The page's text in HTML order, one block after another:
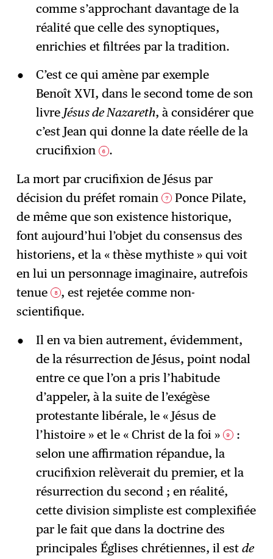
comme s’approchant davantage de la
réalité que celle des synoptiques,
enrichies et filtrées par la tradition.
C’est ce qui amène par exemple
Benoît XVI, dans le second tome de son
livre Jésus de Nazareth, à considérer que
c’est Jean qui donne la date réelle de la
crucifixion
6 .
La mort par crucifixion de Jésus par
décision du préfet romain 7
Ponce Pilate,
de même que son existence historique,
font aujourd’hui l’objet du consensus des
historiens, et la « thèse mythiste » qui voit
en lui un personnage imaginaire, autrefois
tenue 8 , est rejetée comme non-
scientifique.
Il en va bien autrement, évidemment,
de la résurrection de Jésus, point nodal
entre ce que l’on a pris l’habitude
d’appeler, à la suite de l’exégèse
protestante libérale, le « Jésus de
l’histoire » et le « Christ de la foi »
9 :
selon une affirmation répandue, la
crucifixion relèverait du premier, et la
résurrection du second ; en réalité,
cette division simpliste est complexifiée
par le fait que dans la doctrine des
principales Églises chrétiennes, il est de